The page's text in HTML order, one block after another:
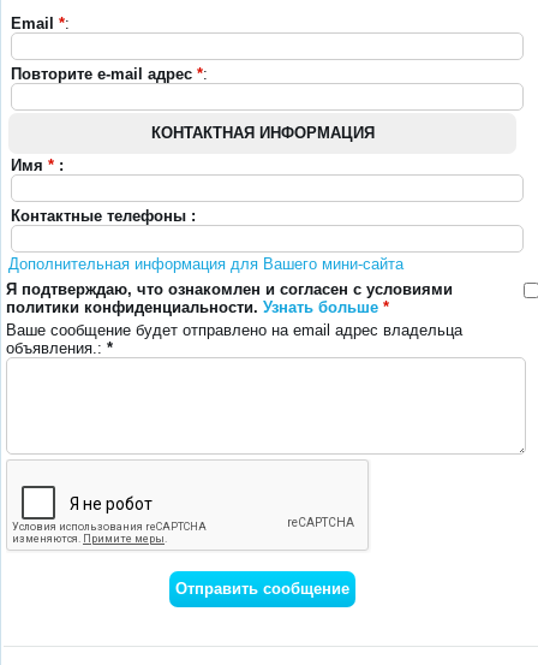
Email *:
Повторите e-mail адрес *:
КОНТАКТНАЯ ИНФОРМАЦИЯ
Имя * :
Контактные телефоны :
Дополнительная информация для Вашего мини-сайта
Я подтверждаю, что ознакомлен и согласен с условиями
политики конфиденциальности. Узнать больше *
Ваше сообщение будет отправлено на email адрес владельца
объявления.: *